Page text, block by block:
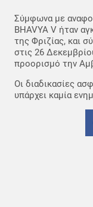
Σύμφωνα με
BHAVYA V ήταν
της Φριζίας, και
στις 26
προορισμό την
Οι διαδικασίες
υπάρχει καμία